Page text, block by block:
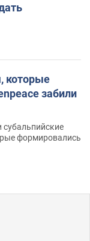
которые
забили
формировались